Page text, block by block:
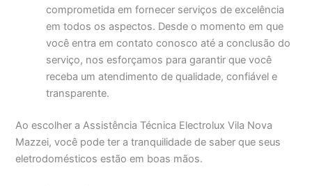
comprometida em fornecer serviços de excelência
em todos os aspectos. Desde o momento em que
você entra em contato conosco até a conclusão do
serviço, nos esforçamos para garantir que você
receba um atendimento de qualidade, confiável e
transparente.
Ao escolher a Assistência Técnica Electrolux Vila Nova
Mazzei, você pode ter a tranquilidade de saber que seus
eletrodomésticos estão em boas mãos.